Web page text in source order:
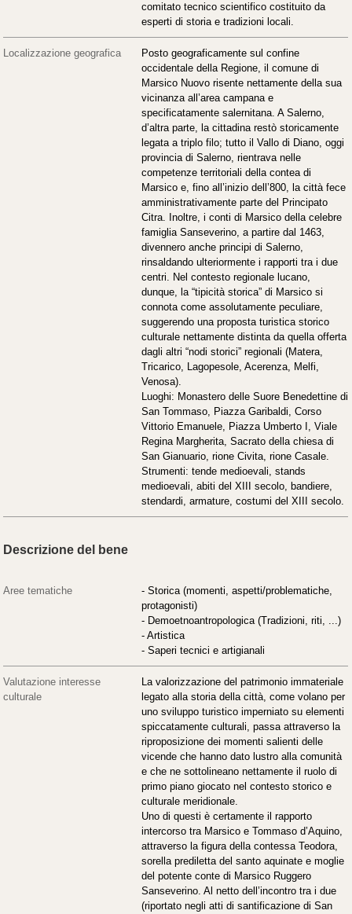
comitato tecnico scientifico costituito da
esperti di storia e tradizioni locali.
Localizzazione geografica
Posto geograficamente sul confine
occidentale della Regione, il comune di
Marsico Nuovo risente nettamente della sua
vicinanza all’area campana e
specificatamente salernitana. A Salerno,
d’altra parte, la cittadina restò storicamente
legata a triplo filo; tutto il Vallo di Diano, oggi
provincia di Salerno, rientrava nelle
competenze territoriali della contea di
Marsico e, fino all’inizio dell’800, la città fece
amministrativamente parte del Principato
Citra. Inoltre, i conti di Marsico della celebre
famiglia Sanseverino, a partire dal 1463,
divennero anche principi di Salerno,
rinsaldando ulteriormente i rapporti tra i due
centri. Nel contesto regionale lucano,
dunque, la “tipicità storica” di Marsico si
connota come assolutamente peculiare,
suggerendo una proposta turistica storico
culturale nettamente distinta da quella offerta
dagli altri “nodi storici” regionali (Matera,
Tricarico, Lagopesole, Acerenza, Melfi,
Venosa).
Luoghi: Monastero delle Suore Benedettine di
San Tommaso, Piazza Garibaldi, Corso
Vittorio Emanuele, Piazza Umberto I, Viale
Regina Margherita, Sacrato della chiesa di
San Gianuario, rione Civita, rione Casale.
Strumenti: tende medioevali, stands
medioevali, abiti del XIII secolo, bandiere,
stendardi, armature, costumi del XIII secolo.
Descrizione del bene
Aree tematiche
- Storica (momenti, aspetti/problematiche,
protagonisti)
- Demoetnoantropologica (Tradizioni, riti, ...)
- Artistica
- Saperi tecnici e artigianali
Valutazione interesse
culturale
La valorizzazione del patrimonio immateriale
legato alla storia della città, come volano per
uno sviluppo turistico imperniato su elementi
spiccatamente culturali, passa attraverso la
riproposizione dei momenti salienti delle
vicende che hanno dato lustro alla comunità
e che ne sottolineano nettamente il ruolo di
primo piano giocato nel contesto storico e
culturale meridionale.
Uno di questi è certamente il rapporto
intercorso tra Marsico e Tommaso d’Aquino,
attraverso la figura della contessa Teodora,
sorella prediletta del santo aquinate e moglie
del potente conte di Marsico Ruggero
Sanseverino. Al netto dell’incontro tra i due
(riportato negli atti di santificazione di San